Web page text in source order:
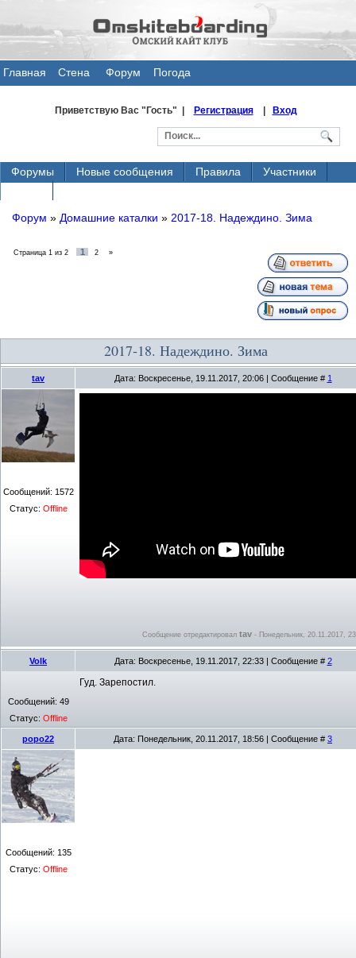
Главная
Стена
Форум Погода
Приветствую Вас"Гость" | Регистрация| Вход
Форумы Новые сообщения Правила
Участники
Форум » Домашние каталки » 2017-18. Надеждино. Зима
Страница 1 из 2 1 2 »
2017-18. Надеждино. Зима
tav Дата: Воскресенье, 19.11.2017, 20:06 | Сообщение # 1
Сообщений: 1572
Статус: Offline
Сообщение отредактировал tav - Понедельник, 20.11.2017,
Volk Дата: Воскресенье, 19.11.2017, 22:33 | Сообщение # 2
Сообщений: 49
Статус: Offline
Гуд. Зарепостил.
popo22 Дата: Понедельник, 20.11.2017, 18:56 | Сообщение # 3
Сообщений: 135
Статус: Offline